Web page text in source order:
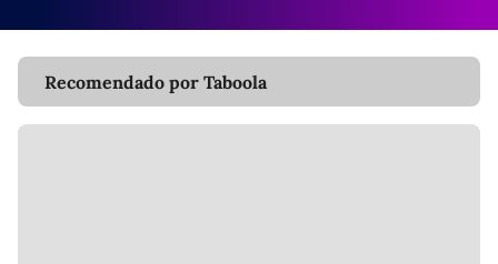
Recomendado por Taboola